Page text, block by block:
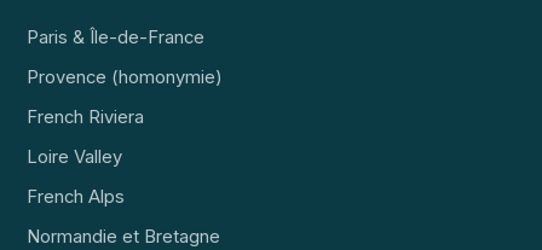
Paris & Île-de-France
Provence (homonymie)
French Riviera
Loire Valley
French Alps
Normandie et Bretagne